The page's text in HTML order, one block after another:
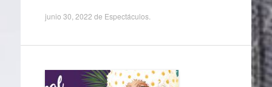
junio 30, 2022 de Espectáculos.